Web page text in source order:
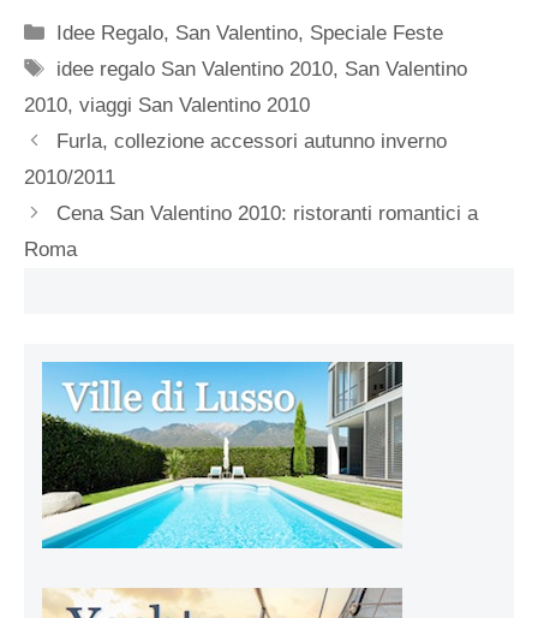
Categorie
Idee Regalo, San Valentino, Speciale Feste
Tag
idee regalo San Valentino 2010, San Valentino
2010, viaggi San Valentino 2010
Furla, collezione accessori autunno inverno
2010/2011
Cena San Valentino 2010: ristoranti romantici a
Roma